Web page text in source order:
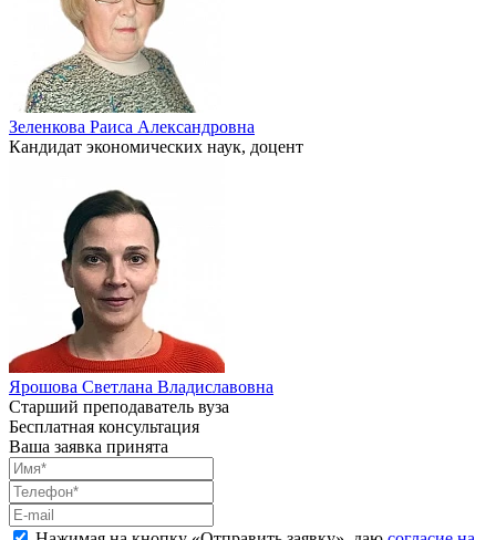
Зеленкова Раиса Александровна
Кандидат экономических наук, доцент
Ярошова Светлана Владиславовна
Старший преподаватель вуза
Бесплатная консультация
Ваша заявка принята